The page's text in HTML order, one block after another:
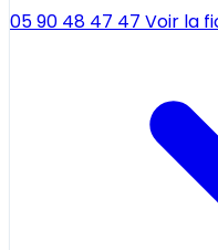
05 90 48 47 47 Voir la